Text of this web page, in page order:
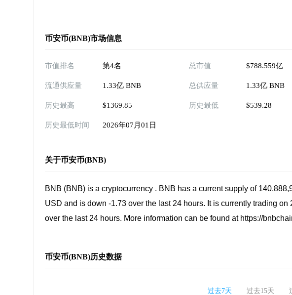
币安币(BNB)市场信息
市值排名 第4名 总市值 $788.559亿
流通供应量 1.33亿 BNB 总供应量 1.33亿 BNB
历史最高 $1369.85 历史最低 $539.28
历史最低时间 2026年07月01日
关于币安币(BNB)
BNB (BNB) is a cryptocurrency . BNB has a current supply of
USD and is down -1.73 over the last 24 hours. It is currently trading
over the last 24 hours. More information can be found at https://
币安币(BNB)历史数据
过去15天
过去7天